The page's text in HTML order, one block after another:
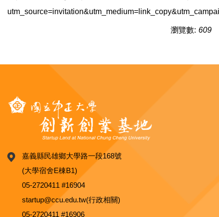
瀏覽數: 609
嘉義縣民雄鄉大學路一段168號
(大學宿舍E棟B1)
05-2720411 #16904
startup@ccu.edu.tw(行政相關)
05-2720411 #16906